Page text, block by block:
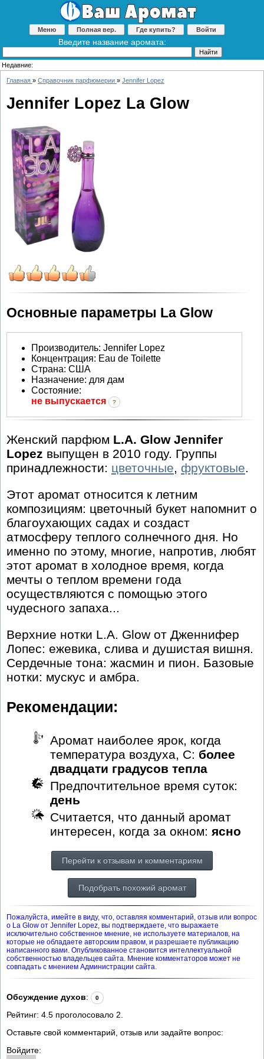
Меню Полная вер. Где купить? Войти
Введите название аромата:
Недавние:
Главная » Справочник парфюмерии » Jennifer Lopez
Jennifer Lopez La Glow
Основные параметры La Glow
Производитель: Jennifer Lopez
Концентрация: Eau de Toilette
Страна: США
Назначение: для дам
Состояние:
не выпускается
?
Женский парфюм L.A. Glow Jennifer
Lopez выпущен в 2010 году. Группы
принадлежности: цветочные, фруктовые.
Этот аромат относится к летним
композициям: цветочный букет напомнит о
благоухающих садах и создаст
атмосферу теплого солнечного дня. Но
именно по этому, многие, напротив, любят
этот аромат в холодное время, когда
мечты о теплом времени года
осуществляются с помощью этого
чудесного запаха...
Верхние нотки L.A. Glow от Дженнифер
Лопес: ежевика, слива и душистая вишня.
Сердечные тона: жасмин и пион. Базовые
нотки: мускус и амбра.
Рекомендации:
Аромат наиболее ярок, когда
температура воздуха, С: более
двадцати градусов тепла
Предпочтительное время суток:
день
Считается, что данный аромат
интересен, когда за окном: ясно
Перейти к отзывам и комментариям
Подобрать похожий аромат
Пожалуйста, имейте в виду, что, оставляя комментарий, отзыв или вопрос
о La Glow от Jennifer Lopez, вы подтверждаете, что выражаете
исключительно собственное мнение, не используете материалов, на
которые не обладаете авторским правом, и разрешаете публикацию
написанного вами. Опубликованное становится интеллектуальной
собственностью владельцев сайта. Мнение комментаторов может не
совпадать с мнением Администрации сайта.
Обсуждение духов: 0
Рейтинг: 4.5 проголосовало 2
Оставьте свой комментарий, отзыв или задайте вопрос:
Войдите: